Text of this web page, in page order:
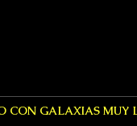
CON GALAXIAS MUY